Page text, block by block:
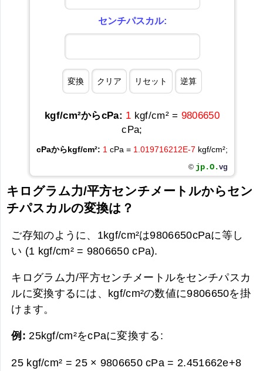
センチパスカル:
kgf/cm²からcPa: 1 kgf/cm² = 9806650
cPa;
cPaからkgf/cm²: 1 cPa = 1.019716212E-7 kgf/cm²;
© jp.O.vg
キログラム力/平方センチメートルからセン
チパスカルの変換は？
ご存知のように、1kgf/cm²は9806650cPaに等し
い (1 kgf/cm² = 9806650 cPa).
キログラム力/平方センチメートルをセンチパスカ
ルに変換するには、kgf/cm²の数値に9806650を掛
けます。
例:25kgf/cm²をcPaに変換する:
25 kgf/cm² = 25 × 9806650 cPa = 2.451662e+8